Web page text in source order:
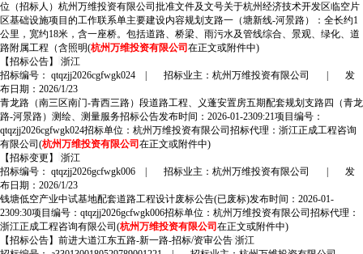
位（招标人）杭州万维投资有限公司批准文件及文号关于杭州经济技术开发区临空片
区基础设施项目的工作联系单主要建设内容规划支路一（塘新线-河景路）：全长约1
公里，宽约18米，含一座桥。包括道路、桥梁、雨污水及管线综合、景观、绿化、道
路附属工程（含照明(杭州万维投资有限公司 在正文或附件中)
【招标公告】
浙江
招标编号： qtqzjj2026cgfwgk024
招标业主：杭州万维投资有限公司
发
布日期：2026/1/23
青龙路（南三区南门-青西三路）段道路工程、义蓬安置房五期配套规划支路四（青龙
路-河景路）测绘、测量服务招标公告发布时间：2026-01-2309:21项目编号：
qtqzjj2026cgfwgk024招标单位：杭州万维投资有限公司招标代理：浙江正成工程咨询
有限公司(杭州万维投资有限公司 在正文或附件中)
【招标变更】
浙江
招标编号： qtqzjj2026gcfwgk006
招标业主：杭州万维投资有限公司
发
布日期：2026/1/23
钱塘低空产业中试基地配套道路工程设计废标公告(已废标)发布时间：2026-01-
2309:30项目编号：qtqzjj2026gcfwgk006招标单位：杭州万维投资有限公司招标代理：
浙江正成工程咨询有限公司(杭州万维投资有限公司 在正文或附件中)
【招标公告】 前进大道江东五路-新一路-招标/资审公告 浙江